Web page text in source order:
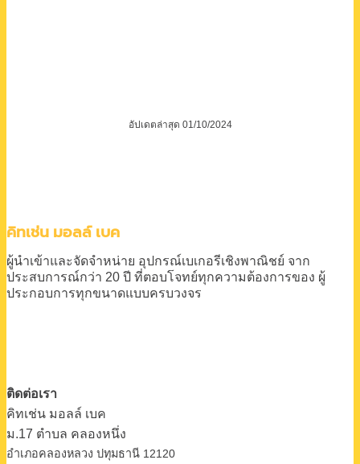
อัปเดตล่าสุด 01/10/2024
คิทเช่น มอลล์ เบค
ผู้นำเข้าและจัดจำหน่าย อุปกรณ์เบเกอรีเชิงพาณิชย์ จาก
ประสบการณ์กว่า 20 ปี ที่ตอบโจทย์ทุกความต้องการของ ผู้
ประกอบการทุกขนาดแบบครบวงจร
ติดต่อเรา
คิทเช่น มอลล์ เบค
ม.17 ตําบล คลองหนึ่ง
อําเภอคลองหลวง ปทุมธานี 12120